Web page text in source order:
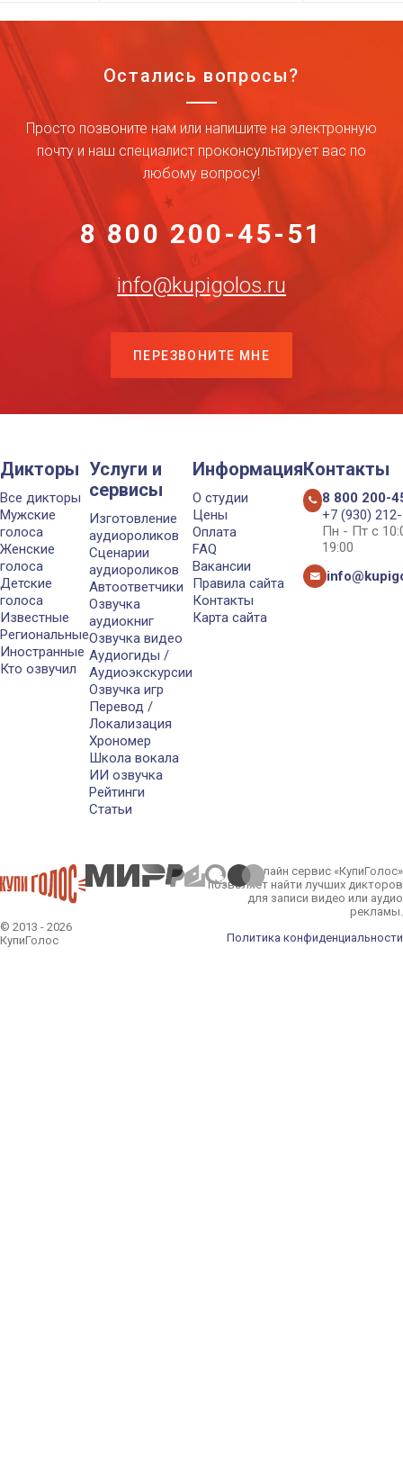
Остались вопросы?
Просто позвоните нам или напишите на электронную
почту и наш специалист проконсультирует вас по
любому вопросу!
8 800 200-45-51
info@kupigolos.ru
ПЕРЕЗВОНИТЕ МНЕ
Дикторы
Все дикторы
Мужские
голоса
Женские
голоса
Детские
голоса
Известные
Региональные
Иностранные
Кто озвучил
Услуги и
сервисы
Изготовление
аудиороликов
Сценарии
аудиороликов
Автоответчики
Озвучка
аудиокниг
Озвучка видео
Аудиогиды /
Аудиоэкскурсии
Озвучка игр
Перевод /
Локализация
Хрономер
Школа вокала
ИИ озвучка
Рейтинги
Статьи
Информация
О студии
Цены
Оплата
FAQ
Вакансии
Правила сайта
Контакты
Карта сайта
Контакты
8 800 200-
+7 (930)
Пн - Пт с
19:00
© 2013 - 2026
КупиГолос
Онлайн сервис «КупиГолос»
позволяет найти лучших дикторов
для записи видео или аудио
рекламы.
Политика конфиденциальности